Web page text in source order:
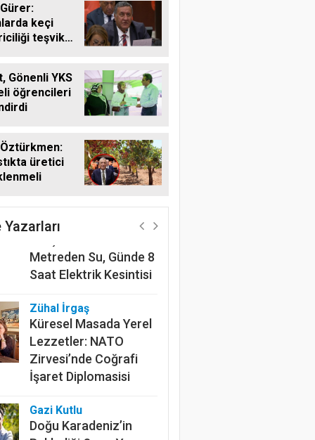
keçi
teşvik
Gönenli YKS
öğrencileri
üretici
Yazarları
Harun Göksel
220 Kilometrelik
Kanalın Sonundaki Acı
Metreden Su, Günde 8
Saat Elektrik Kesintisi
Zühal İrgaş
Küresel Masada Yerel
Lezzetler: NATO
Zirvesi’nde Coğrafi
İşaret Diplomasisi
Gazi Kutlu
Doğu Karadeniz’in